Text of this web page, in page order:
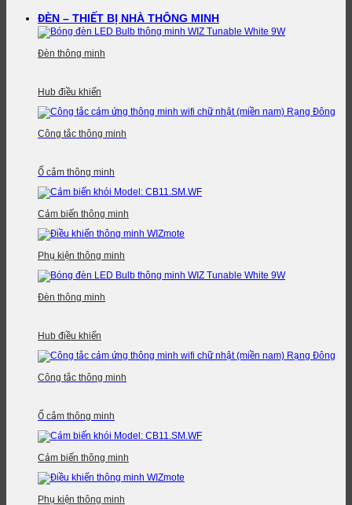
ĐÈN – THIẾT BỊ NHÀ THÔNG MINH
Đèn thông minh
Hub điều khiển
Công tắc thông minh
Ổ cắm thông minh
Cảm biến thông minh
Phụ kiện thông minh
Đèn thông minh
Hub điều khiển
Công tắc thông minh
Ổ cắm thông minh
Cảm biến thông minh
Phụ kiện thông minh